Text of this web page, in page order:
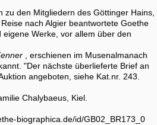
den Mitgliedern des Göttinger Hains,
nach Algier beantwortete Goethe
Werke, vor allem über den
, erschienen im Musenalmanach
"Der nächste überlieferte Brief an
angeboten, siehe Kat.nr. 243.
Chalybaeus, Kiel.
biographica.de/id/GB02_BR173_0